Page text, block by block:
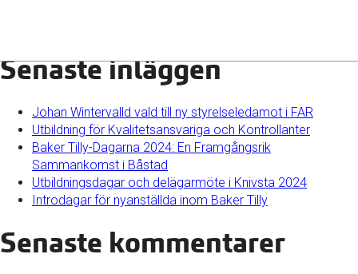
Senaste inläggen
Johan Wintervalld vald till ny styrelseledamot i FAR
Utbildning för Kvalitetsansvariga och Kontrollanter
Baker Tilly-Dagarna 2024: En Framgångsrik
Sammankomst i Båstad
Utbildningsdagar och delägarmöte i Knivsta 2024
Introdagar för nyanställda inom Baker Tilly
Senaste kommentarer